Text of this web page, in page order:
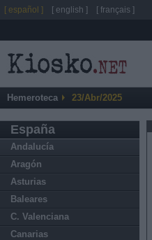
Hemeroteca 23/Abr/2025
España
Andalucía
Aragón
Asturias
Baleares
C. Valenciana
Canarias
[ español ] [ english ] [ français ]